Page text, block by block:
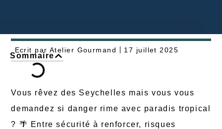
Ecrit par Atelier Gourmand 17 juillet 2025
Sommaire
Vous rêvez des Seychelles mais vous vous
demandez si danger rime avec paradis tropical
? 🌴 Entre sécurité à renforcer, risques